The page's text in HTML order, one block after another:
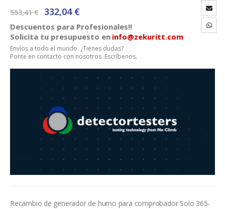
553,41€ El
precio
original
era:
553,41 €.
332,04 €El
precio
actual
es:
332,04 €.
Descuentos para Profesionales!!
Solicita tu presupuesto en info@zekuritt.com
Envíos a todo el mundo. ¿Tienes dudas?
Ponte en contacto con nosotros. Escríbenos.
Recambio de generador de humo para comprobador Solo 365-